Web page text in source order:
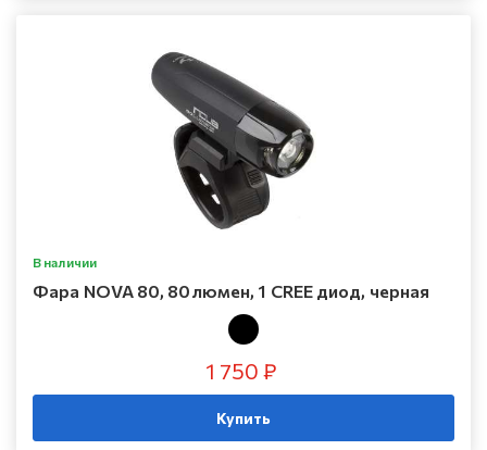
В наличии
Фара NOVA 80, 80люмен, 1 CREE диод, черная
1 750 ₽
Купить